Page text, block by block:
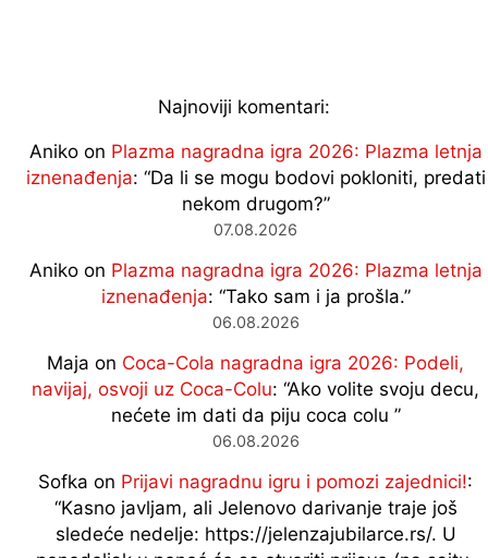
Najnoviji komentari:
Anikoon Plazma nagradna igra 2026: Plazma letnja
iznenađenja: “Da li se mogu bodovi pokloniti, predati
nekom drugom?”
07.08.2026
Anikoon Plazma nagradna igra 2026: Plazma letnja
iznenađenja: “Tako sam i ja prošla.”
06.08.2026
Maja on Coca-Cola nagradna igra 2026: Podeli,
navijaj, osvoji uz Coca-Colu: “Ako volite svoju decu,
nećete im dati da piju coca colu ”
06.08.2026
Sofka on Prijavi nagradnu igru i pomozi zajednici!:
“Kasno javljam, ali Jelenovo darivanje traje još
sledeće nedelje: https://jelenzajubilarce.rs/. U